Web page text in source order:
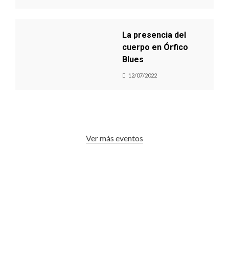
La presencia del
cuerpo en Órfico
Blues
12/07/2022
Ver más eventos